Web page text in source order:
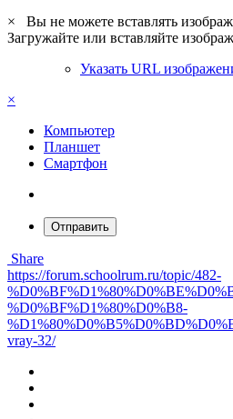
×
Вы не можете вставлять
Загружайте или вставляйте
Указать URL
×
Компьютер
Планшет
Смартфон
Отправить
Share
https://forum.schoolrum.ru/topic/482-
%D0%BF%D1%80%D0%B8-
vray-32/